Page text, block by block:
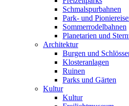
Schmalspurbahnen
Park- und
Sommerrodelbahnen
Planetarien und
Architektur
Burgen und
Klosteranlagen
Ruinen
Parks und Gärten
Kultur
Kultur